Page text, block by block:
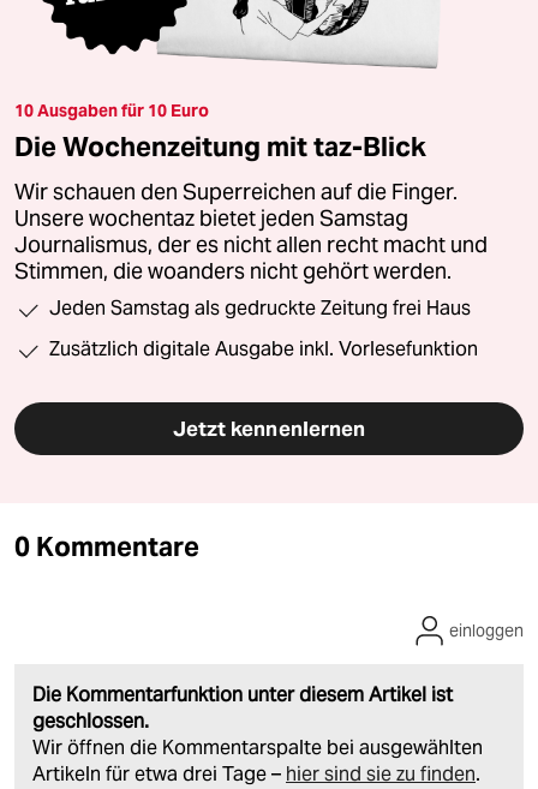
10 Ausgaben für 10 Euro
Die Wochenzeitung mit taz-Blick
Wir schauen den Superreichen auf die Finger.
Unsere wochentaz bietet jeden Samstag
Journalismus, der es nicht allen recht macht und
Stimmen, die woanders nicht gehört werden.
Jeden Samstag als gedruckte Zeitung frei Haus
Zusätzlich digitale Ausgabe inkl. Vorlesefunktion
Jetzt kennenlernen
0 Kommentare
Die Kommentarfunktion unter diesem Artikel ist
geschlossen.
Wir öffnen die Kommentarspalte bei ausgewählten
Artikeln für etwa drei Tage – hier sind sie zu finden.
einloggen